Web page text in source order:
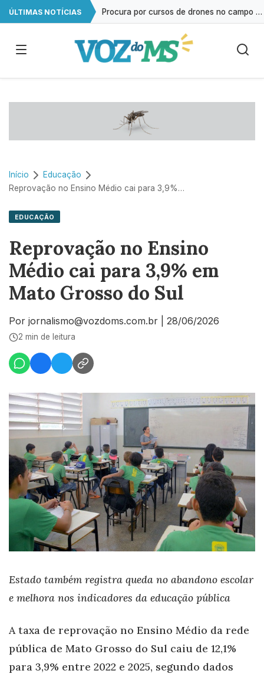
ÚLTIMAS NOTÍCIAS Procura por cursos de drones no campo cresce 146% em Mato Grosso do Sul
Início
Educação
Reprovação no Ensino Médio cai para 3,9% em Mato Grosso do Sul
EDUCAÇÃO
Reprovação no Ensino
Médio cai para 3,9% em
Mato Grosso do Sul
Por jornalismo@vozdoms.com.br 28/06/2026
2 min de leitura
Estado também registra queda no abandono escolar
e melhora nos indicadores da educação pública
A taxa de reprovação no Ensino Médio da rede
pública de Mato Grosso do Sul caiu de 12,1%
para 3,9% entre 2022 e 2025, segundo dados